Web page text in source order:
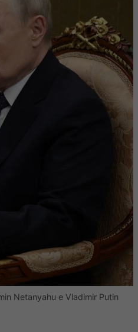
Netanyahu e Vladimir Putin